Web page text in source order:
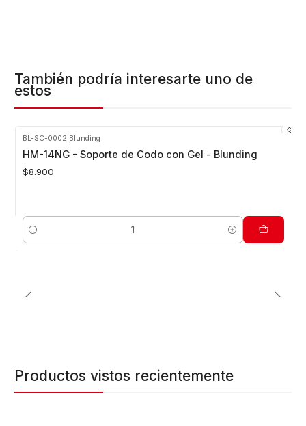
También podría interesarte uno de
estos
BL-SC-0002 Blunding
HM-14NG - Soporte de Codo con Gel - Blunding
$8.900
Cantidad
Productos vistos recientemente